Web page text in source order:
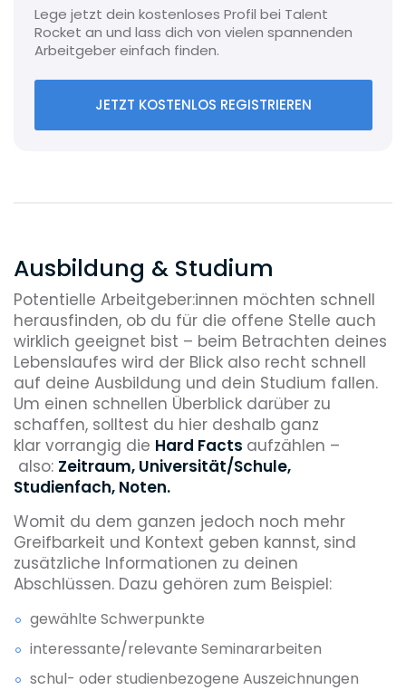
Lege jetzt dein kostenloses Profil bei Talent
Rocket an und lass dich von vielen spannenden
Arbeitgeber einfach finden.
JETZT KOSTENLOS REGISTRIEREN
Ausbildung & Studium
Potentielle Arbeitgeber:innen möchten schnell
herausfinden, ob du für die offene Stelle auch
wirklich geeignet bist – beim Betrachten deines
Lebenslaufes wird der Blick also recht schnell
auf deine Ausbildung und dein Studium fallen.
Um einen schnellen Überblick darüber zu
schaffen, solltest du hier deshalb ganz
klar vorrangig die Hard Facts aufzählen –
also: Zeitraum, Universität/Schule,
Studienfach, Noten.
Womit du dem ganzen jedoch noch mehr
Greifbarkeit und Kontext geben kannst, sind
zusätzliche Informationen zu deinen
Abschlüssen. Dazu gehören zum Beispiel:
gewählte Schwerpunkte
interessante/relevante Seminararbeiten
schul- oder studienbezogene Auszeichnungen